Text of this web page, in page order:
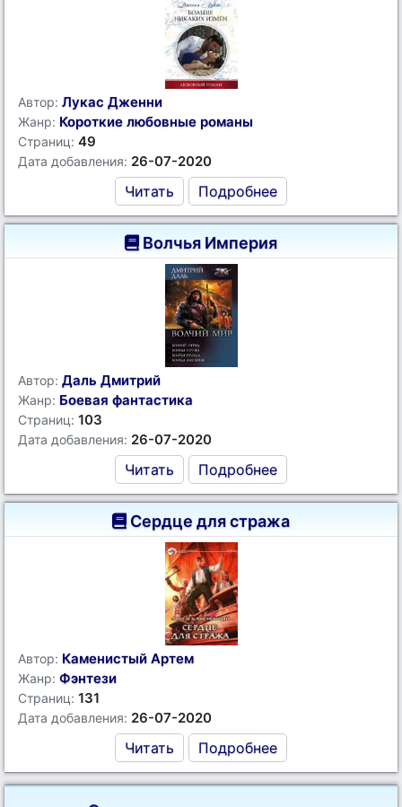
Автор: Лукас Дженни
Жанр: Короткие любовные романы
Страниц: 49
Дата добавления: 26-07-2020
Читать Подробнее
Волчья Империя
Автор: Даль Дмитрий
Жанр: Боевая фантастика
Страниц: 103
Дата добавления: 26-07-2020
Читать Подробнее
Сердце для стража
Автор: Каменистый Артем
Жанр: Фэнтези
Страниц: 131
Дата добавления: 26-07-2020
Читать Подробнее